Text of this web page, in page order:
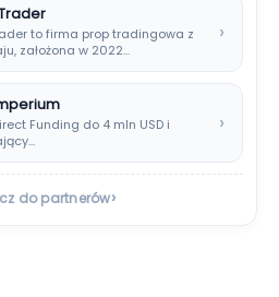
to firma prop tradingowa z
założona w 2022…
›
Funding do 4 mln USD i
›
do partnerów›